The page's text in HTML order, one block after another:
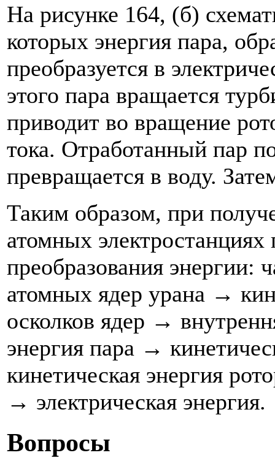
На рисунке 164, (б)
которых энергия пара,
преобразуется в
этого пара вращается
приводит во вращение
тока. Отработанный пар
превращается в воду.
Таким образом, при
атомных
преобразования энергии:
атомных ядер урана →
осколков ядер →
энергия пара →
кинетическая энергия
→ электрическая энергия.
Вопросы